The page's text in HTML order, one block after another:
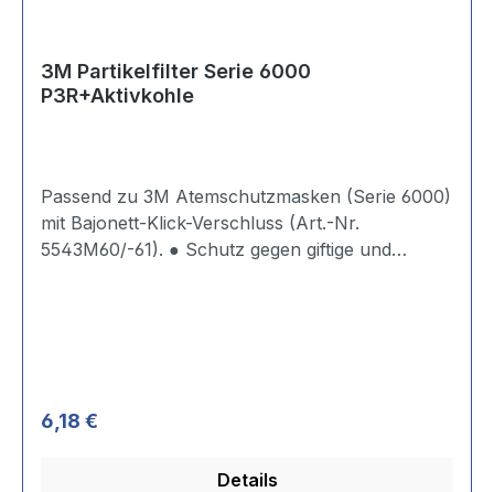
3M Partikelfilter Serie 6000
P3R+Aktivkohle
Passend zu 3M Atemschutzmasken (Serie 6000)
mit Bajonett-Klick-Verschluss (Art.-Nr.
5543M60/-61). ● Schutz gegen giftige und
Regulärer Preis:
6,18 €
Details